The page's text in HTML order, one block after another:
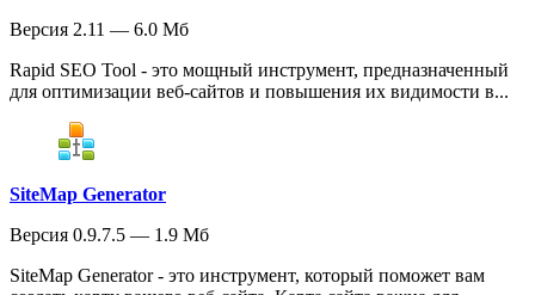
Версия 2.11 — 6.0 Мб
Rapid SEO Tool - это мощный инструмент, предназначенный
для оптимизации веб-сайтов и повышения их видимости в...
SiteMap Generator
Версия 0.9.7.5 — 1.9 Мб
SiteMap Generator - это инструмент, который поможет вам